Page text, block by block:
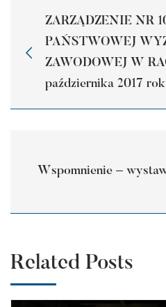
ZARZĄDZENIE NR
PAŃSTWOWEJ
ZAWODOWEJ W
października 2017
Wspomnienie –
Related Posts